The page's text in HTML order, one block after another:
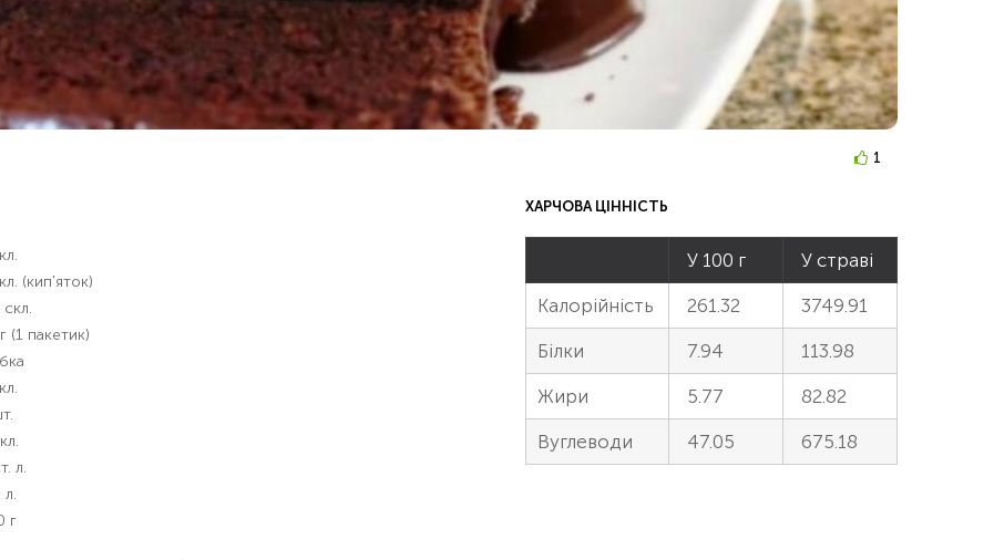
1
(кип'яток)
(1 пакетик)
л.
л.
г
ХАРЧОВА ЦІННІСТЬ
У 100 г У страві
Калорійність 261.32 3749.91
Білки 7.94 113.98
Жири 5.77 82.82
Вуглеводи 47.05 675.18